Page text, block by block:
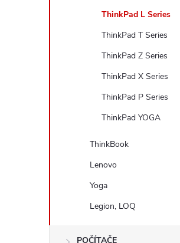
n
ThinkPad L Series
ThinkPad T Series
ThinkPad Z Series
ThinkPad X Series
ThinkPad P Series
ThinkPad YOGA
ThinkBook
Lenovo
Yoga
Legion, LOQ
POČÍTAČE